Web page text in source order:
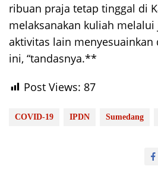
ribuan praja tetap tinggal di
melaksanakan kuliah
aktivitas lain menyesuainkan
ini, “tandasnya.**
Post Views: 87
COVID-19 IPDN Sumedang